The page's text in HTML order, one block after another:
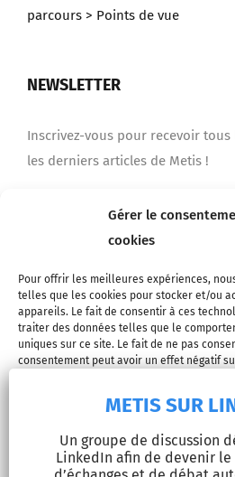
Gérer le
cookies
Pour offrir les meilleures expériences,
telles que les cookies pour stocker et/ou
appareils. Le fait de consentir à ces
traiter des données telles que le
uniques sur ce site. Le fait de ne pas
consentement peut avoir un effet négatif
Refuser
parcours > Points de vue
NEWSLETTER
Inscrivez-vous pour recevoir tous
les derniers articles de Metis !
© Copyright 2026 - METIS
Mentions
METIS SUR
Un groupe de discussion
LinkedIn afin de devenir